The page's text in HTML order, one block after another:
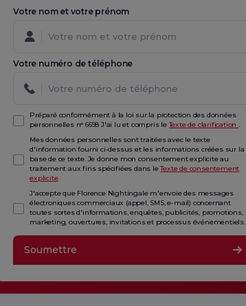
Votre nom et votre prénom
Votre numéro de téléphone
Préparé conformément à la loi sur la protection des données
personnelles n° 6698 J'ai lu et compris leTexte de clarification .
Mes données personnelles sont traitées avec le texte
d'information fourni ci-dessus et les informations créées sur la
base de ce texte. Je donne mon consentement explicite au
traitement aux fins spécifiées dans leTexte de consentement
explicite.
J'accepte que Florence Nightingale m'envoie des messages
électroniques commerciaux (appel, SMS, e-mail) concernant
toutes sortes d'informations, enquêtes, publicités, promotions,
marketing, ouvertures, invitations et processus événementiels.
Soumettre